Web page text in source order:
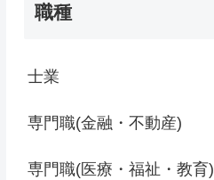
職種
士業
専門職(金融・不動産)
専門職(医療・福祉・教育)